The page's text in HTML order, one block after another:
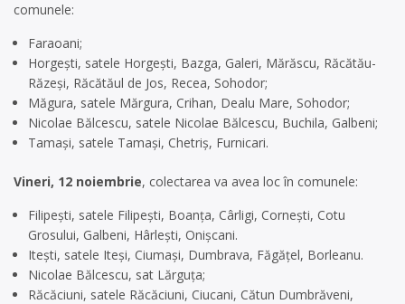
comunele:
Faraoani;
Horgești, satele Horgești, Bazga, Galeri, Mărăscu, Răcătău-
Răzeși, Răcătăul de Jos, Recea, Sohodor;
Măgura, satele Mărgura, Crihan, Dealu Mare, Sohodor;
Nicolae Bălcescu, satele Nicolae Bălcescu, Buchila, Galbeni;
Tamași, satele Tamași, Chetriș, Furnicari.
Vineri, 12 noiembrie, colectarea va avea loc în comunele:
Filipești, satele Filipești, Boanța, Cârligi, Cornești, Cotu
Grosului, Galbeni, Hârlești, Onișcani.
Itești, satele Iteși, Ciumași, Dumbrava, Făgățel, Borleanu.
Nicolae Bălcescu, sat Lărguța;
Răcăciuni, satele Răcăciuni, Ciucani, Cătun Dumbrăveni,